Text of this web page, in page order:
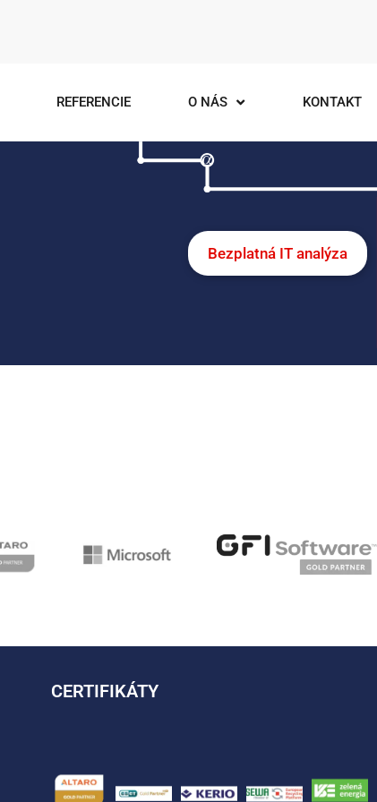
REFERENCIE O NÁS KONTAKT
Bezplatná IT analýza
CERTIFIKÁTY